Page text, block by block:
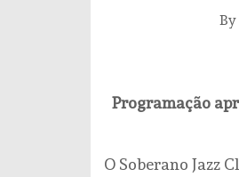
By
Programação
O Soberano Jazz